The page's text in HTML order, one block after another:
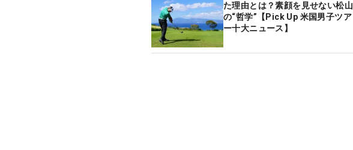
た理由とは？素顔を見せない松山
の“哲学”【Pick Up 米国男子ツア
ー十大ニュース】